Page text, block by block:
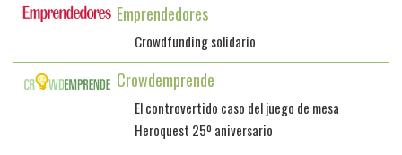
Emprendedores
Crowdfunding solidario
Crowdemprende
El controvertido caso del juego de mesa
Heroquest 25º aniversario